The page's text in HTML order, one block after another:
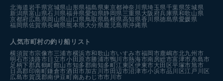
北海道岩手県宮城県山形県福島県東京都神奈川県埼玉県千葉県茨城県
新潟県富山県石川県福井県愛知県静岡県三重県大阪府兵庫県和歌山県
京都府広島県岡山県山口県鳥取県島根県高知県香川県徳島県愛媛県
福岡県佐賀県長崎県熊本県大分県鹿児島県沖縄県
人気市町村の釣り船リスト
横須賀市宗像市三浦市横浜市和歌山市いすみ市福岡市鹿嶋市北九州市
明石市淡路市 日立市小田原市勝浦市鴨川市熱海市南房総市富津市糸島市
足柄下郡真鶴町館山市知多郡南知多町江東区伊東市大田区平塚市旭市
日高郡印南町鎌倉市酒田市加古川市 田辺市沼津市小浜市品川区江戸川区
広島市賀茂郡南伊豆町南あわじ市市川市